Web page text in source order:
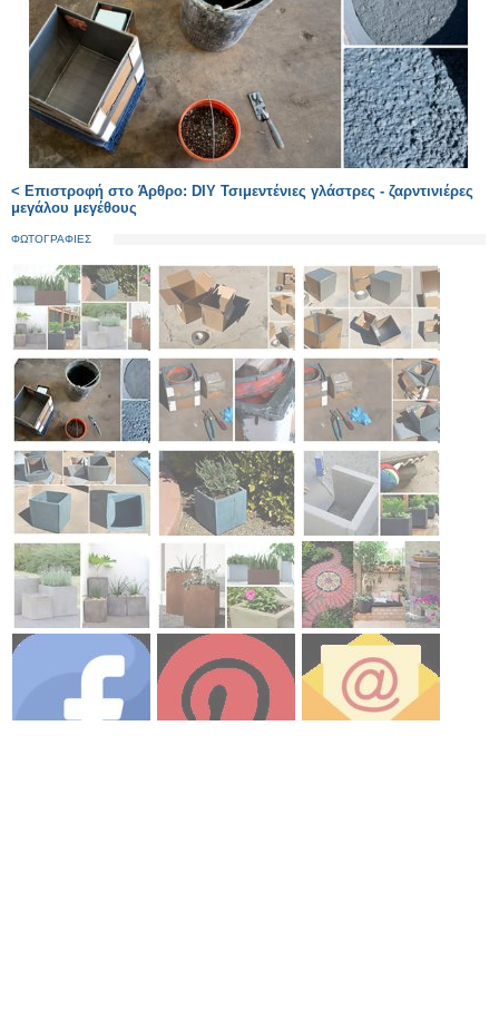
< Επιστροφή στο Άρθρο: DIY Τσιμεντένιες γλάστρες - ζαρντινιέρες
μεγάλου μεγέθους
ΦΩΤΟΓΡΑΦΙΕΣ